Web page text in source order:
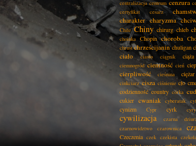
centralizacja centrum cenzura
certyfikat
cesarz
charakter charyzma
Chile Chiny chirurg chleb
choinka Chopin choroba
chrust chrześcijanin chuligan
ciało ciasto ciągnik ciąża
ciemnogród ciemność cień
cierpliwość cieśnina ciężar
cinkciarz cisza ciśnienie cło
codzienność country córka cud
cukier cwaniak cyberatak
cynizm Cypr cyrk
cywilizacja czarna
czarnowidztwo
czarownica
Czeczenia czek czekista